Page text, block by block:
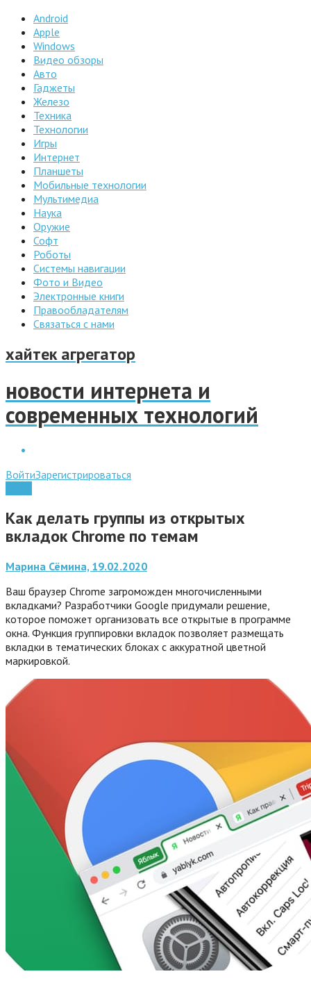
Android
Apple
Windows
Видео обзоры
Авто
Гаджеты
Железо
Техника
Технологии
Игры
Интернет
Планшеты
Мобильные технологии
Мультимедиа
Наука
Оружие
Софт
Роботы
Системы навигации
Фото и Видео
Электронные книги
Правообладателям
Связаться с нами
хайтек агрегатор
новости интернета и
современных технологий
ВойтиЗарегистрироваться
Как делать группы из открытых
вкладок Chrome по темам
Марина Сёмина, 19.02.2020
Ваш браузер Chrome загроможден многочисленными
вкладками? Разработчики Google придумали решение,
которое поможет организовать все открытые в программе
окна. Функция группировки вкладок позволяет размещать
вкладки в тематических блоках с аккуратной цветной
маркировкой.